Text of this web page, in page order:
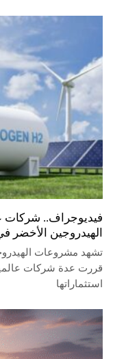
فيديوجراف.. شركات
الهيدروجين الأخضر
تشهد مشروعات
قررت عدة شركات
استثماراتها